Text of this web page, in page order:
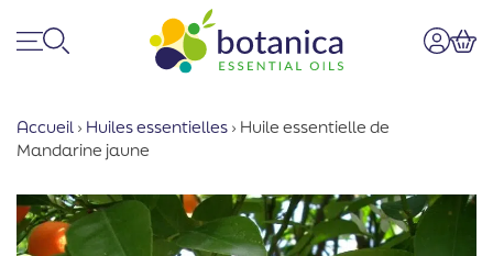
Accueil › Huiles essentielles › Huile essentielle de
Mandarine jaune